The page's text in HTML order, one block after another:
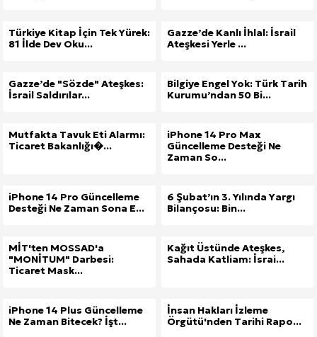
Türkiye Kitap İçin Tek Yürek:
81 İlde Dev Oku...
Gazze’de Kanlı İhlal: İsrail
Ateşkesi Yerle ...
Gazze’de "Sözde" Ateşkes:
İsrail Saldırılar...
Bilgiye Engel Yok: Türk Tarih
Kurumu’ndan 50 Bi...
Mutfakta Tavuk Eti Alarmı:
Ticaret Bakanlığı�...
iPhone 14 Pro Max
Güncelleme Desteği Ne
Zaman So...
iPhone 14 Pro Güncelleme
Desteği Ne Zaman Sona E...
6 Şubat’ın 3. Yılında Yargı
Bilançosu: Bin...
MİT'ten MOSSAD'a
"MONİTUM" Darbesi:
Ticaret Mask...
Kağıt Üstünde Ateşkes,
Sahada Katliam: İsrai...
iPhone 14 Plus Güncelleme
Ne Zaman Bitecek? İşt...
İnsan Hakları İzleme
Örgütü'nden Tarihi Rapo...